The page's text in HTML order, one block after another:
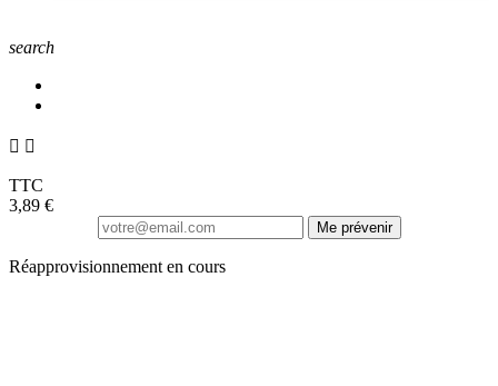
search
 
TTC
3,89 €
Me prévenir
Réapprovisionnement en cours